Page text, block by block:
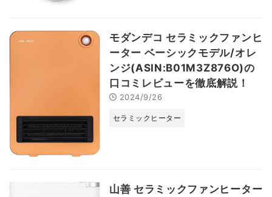
モダンデコ セラミックファンヒ
ーター ベーシックモデル/オレ
ンジ(ASIN:B01M3Z876O)の
口コミレビューを徹底解説！
2024/9/26
セラミックヒーター
山善 セラミックファンヒーター